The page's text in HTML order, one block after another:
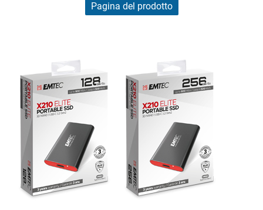
Pagina del prodotto